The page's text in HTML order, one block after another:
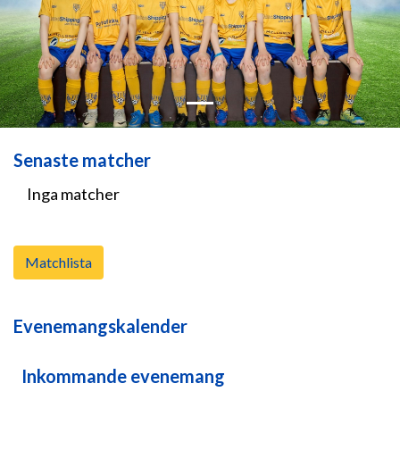
Senaste matcher
Inga matcher
Matchlista
Evenemangskalender
Inkommande evenemang